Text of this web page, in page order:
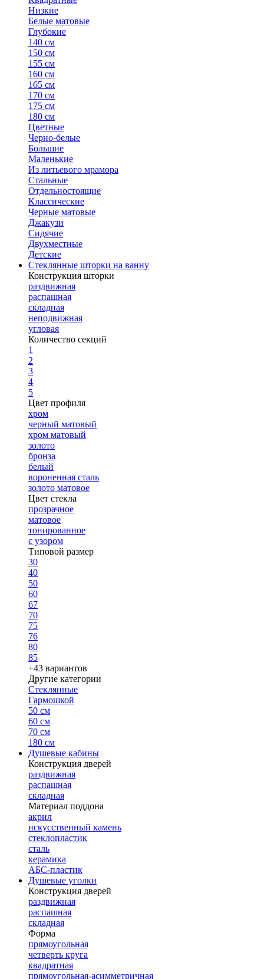
Низкие
Белые матовые
Глубокие
140 см
150 см
155 см
160 см
165 см
170 см
175 см
180 см
Цветные
Черно-белые
Большие
Маленькие
Из литьевого мрамора
Стальные
Отдельностоящие
Классические
Черные матовые
Джакузи
Сидячие
Двухместные
Детские
Стеклянные шторки на ванну
Конструкция шторки
раздвижная
распашная
складная
неподвижная
угловая
Количество секций
1
2
3
4
5
Цвет профиля
хром
черный матовый
хром матовый
золото
бронза
белый
вороненная сталь
золото матовое
Цвет стекла
прозрачное
матовое
тонированное
с узором
Типовой размер
30
40
50
60
67
70
75
76
80
85
+43 вариантов
Другие категории
Стеклянные
Гармошкой
50 см
60 см
70 см
180 см
Душевые кабины
Конструкция дверей
раздвижная
распашная
складная
Материал поддона
акрил
искусственный камень
стеклопластик
сталь
керамика
АБС-пластик
Душевые уголки
Конструкция дверей
раздвижная
распашная
складная
Форма
прямоугольная
четверть круга
квадратная
прямоугольная-асимметричная